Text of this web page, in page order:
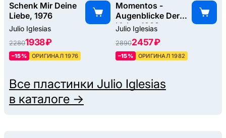
Schenk Mir Deine
Liebe, 1976
Julio Iglesias
22801938 ₽
–15% ОРИГИНАЛ 1976
Momentos -
Augenblicke Der
Liebe, 1982
Julio Iglesias
28902457 ₽
–15% ОРИГИНАЛ 1982
Все пластинки Julio Iglesias
в каталоге →